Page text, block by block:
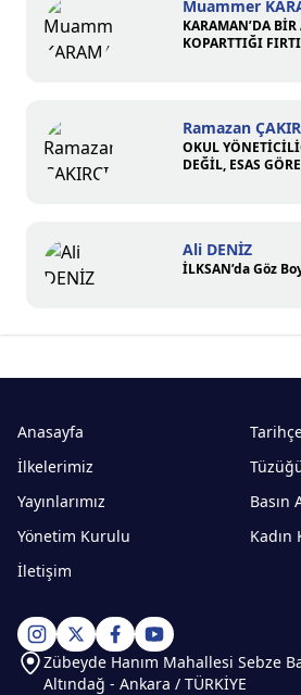
Muammer
KARAMAN’DA
KOPARTTIĞI
Ramazan
OKUL
DEĞİL, ESAS
Ali DENİZ
İLKSAN’da Göz
Anasayfa
İlkelerimiz
Yayınlarımız
Basın
Yönetim Kurulu
Kadın
İletişim
Zübeyde Hanım Mahallesi Sebze
Altındağ - Ankara / TÜRKİYE